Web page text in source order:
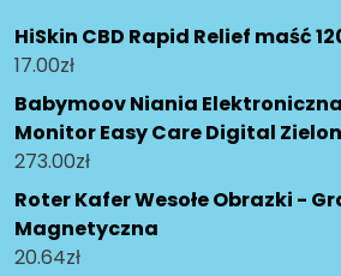
HiSkin CBD Rapid Relief maść
17.00zł
Babymoov Niania
Monitor Easy Care Digital
273.00zł
Roter Kafer Wesołe Obrazki -
Magnetyczna
20.64zł